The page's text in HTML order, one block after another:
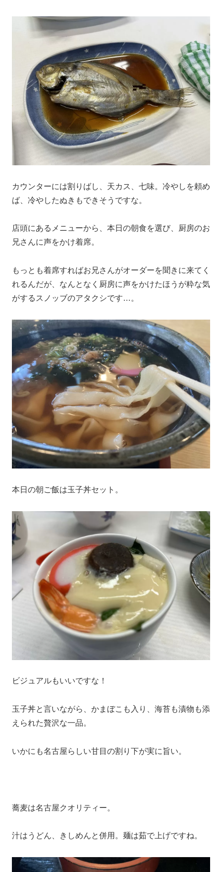
カウンターには割りばし、天カス、七味。冷やしを頼め
ば、冷やしたぬきもできそうですな。
店頭にあるメニューから、本日の朝食を選び、厨房のお
兄さんに声をかけ着席。
もっとも着席すればお兄さんがオーダーを聞きに来てく
れるんだが、なんとなく厨房に声をかけたほうが粋な気
がするスノッブのアタクシです…。
本日の朝ご飯は玉子丼セット。
ビジュアルもいいですな！
玉子丼と言いながら、かまぼこも入り、海苔も漬物も添
えられた贅沢な一品。
いかにも名古屋らしい甘目の割り下が実に旨い。
蕎麦は名古屋クオリティー。
汁はうどん、きしめんと併用。麺は茹で上げですね。